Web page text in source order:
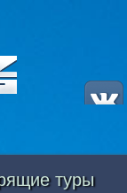
туры